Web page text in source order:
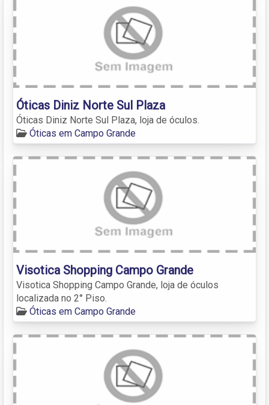
Óticas Diniz Norte Sul Plaza
Óticas Diniz Norte Sul Plaza, loja de óculos.
Óticas em Campo Grande
Visotica Shopping Campo Grande
Visotica Shopping Campo Grande, loja de óculos
localizada no 2° Piso.
Óticas em Campo Grande